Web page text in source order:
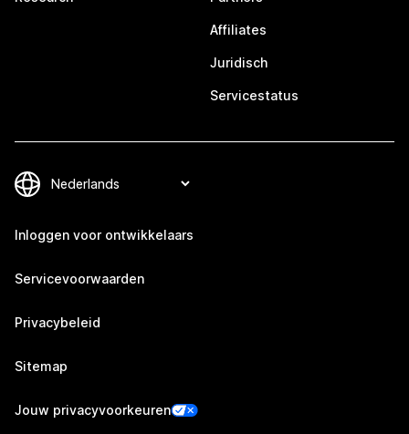
Affiliates
Juridisch
Servicestatus
Inloggen voor ontwikkelaars
Servicevoorwaarden
Privacybeleid
Sitemap
Jouw privacyvoorkeuren